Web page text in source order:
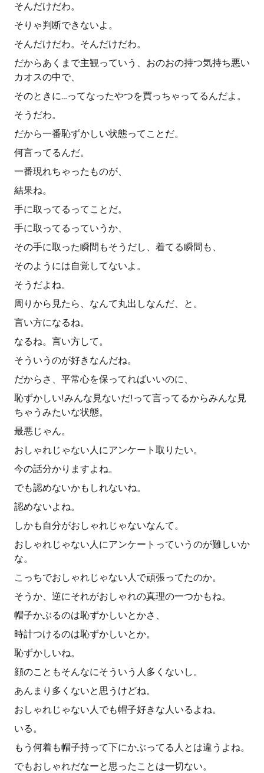
そんだけだわ。
そりゃ判断できないよ。
そんだけだわ。そんだけだわ。
だからあくまで主観っていう、おのおの持つ気持ち悪い
カオスの中で、
そのときに…ってなったやつを買っちゃってるんだよ。
そうだわ。
だから一番恥ずかしい状態ってことだ。
何言ってるんだ。
一番現れちゃったものが、
結果ね。
手に取ってるってことだ。
手に取ってるっていうか、
その手に取った瞬間もそうだし、着てる瞬間も、
そのようには自覚してないよ。
そうだよね。
周りから見たら、なんて丸出しなんだ、と。
言い方になるね。
なるね。言い方して。
そういうのが好きなんだね。
だからさ、平常心を保ってればいいのに、
恥ずかしい!みんな見ないだ!って言ってるからみんな見
ちゃうみたいな状態。
最悪じゃん。
おしゃれじゃない人にアンケート取りたい。
今の話分かりますよね。
でも認めないかもしれないね。
認めないよね。
しかも自分がおしゃれじゃないなんて。
おしゃれじゃない人にアンケートっていうのが難しいか
な。
こっちでおしゃれじゃない人で頑張ってたのか。
そうか、逆にそれがおしゃれの真理の一つかもね。
帽子かぶるのは恥ずかしいとかさ、
時計つけるのは恥ずかしいとか。
恥ずかしいね。
顔のこともそんなにそういう人多くないし。
あんまり多くないと思うけどね。
おしゃれじゃない人でも帽子好きな人いるよね。
いる。
もう何着も帽子持って下にかぶってる人とは違うよね。
でもおしゃれだなーと思ったことは一切ない。